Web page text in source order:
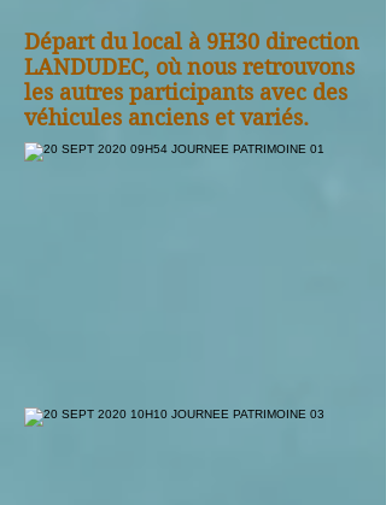
Départ du local à 9H30 direction
LANDUDEC, où nous retrouvons
les autres participants avec des
véhicules anciens et variés.